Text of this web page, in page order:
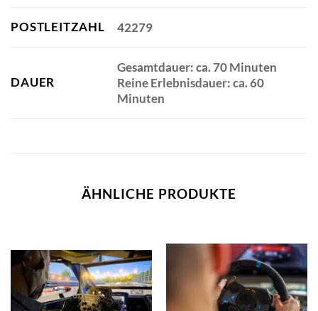
POSTLEITZAHL 42279
DAUER
Gesamtdauer: ca. 70 Minuten
Reine Erlebnisdauer: ca. 60
Minuten
ÄHNLICHE PRODUKTE